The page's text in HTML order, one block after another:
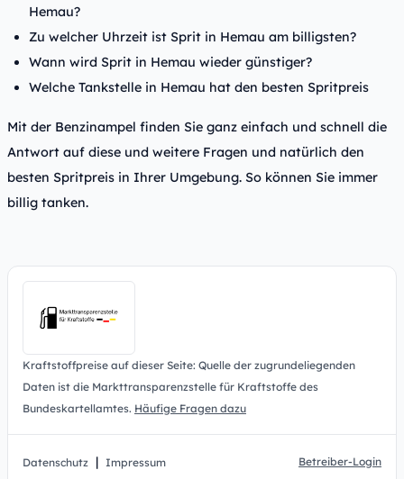
Hemau?
Zu welcher Uhrzeit ist Sprit in Hemau am billigsten?
Wann wird Sprit in Hemau wieder günstiger?
Welche Tankstelle in Hemau hat den besten Spritpreis
Mit der Benzinampel finden Sie ganz einfach und schnell die
Antwort auf diese und weitere Fragen und natürlich den
besten Spritpreis in Ihrer Umgebung. So können Sie immer
billig tanken.
Kraftstoffpreise auf dieser Seite: Quelle der zugrundeliegenden
Daten ist die Markttransparenzstelle für Kraftstoffe des
Bundeskartellamtes. Häufige Fragen dazu
Datenschutz | Impressum Betreiber-Login